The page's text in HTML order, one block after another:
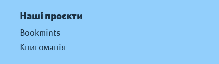
Наші проєкти
Bookmints
Книгоманія